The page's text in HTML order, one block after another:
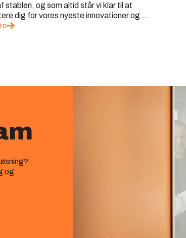
stablen, og som altid står vi klar til at
dig for vores nyeste innovationer og ...
og